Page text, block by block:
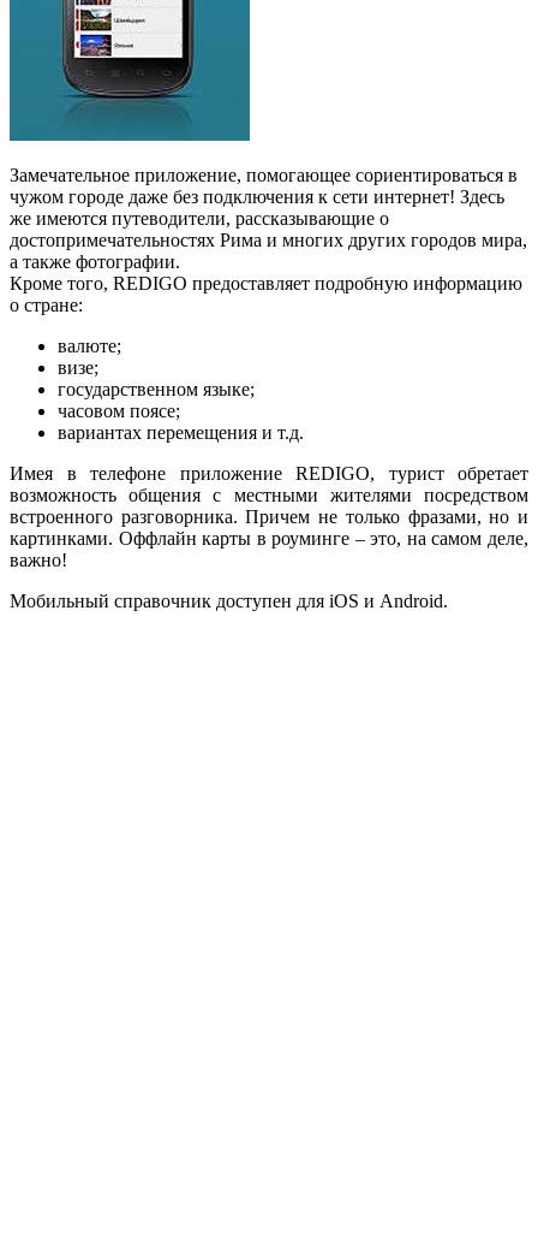
Замечательное приложение, помогающее сориентироваться в
чужом городе даже без подключения к сети интернет! Здесь
же имеются путеводители, рассказывающие о
достопримечательностях Рима и многих других городов мира,
а также фотографии.
Кроме того, REDIGO предоставляет подробную информацию
о стране:
валюте;
визе;
государственном языке;
часовом поясе;
вариантах перемещения и т.д.
Имея в телефоне приложение REDIGO, турист обретает
возможность общения с местными жителями посредством
встроенного разговорника. Причем не только фразами, но и
картинками. Оффлайн карты в роуминге – это, на самом деле,
важно!
Мобильный справочник доступен для iOS и Android.